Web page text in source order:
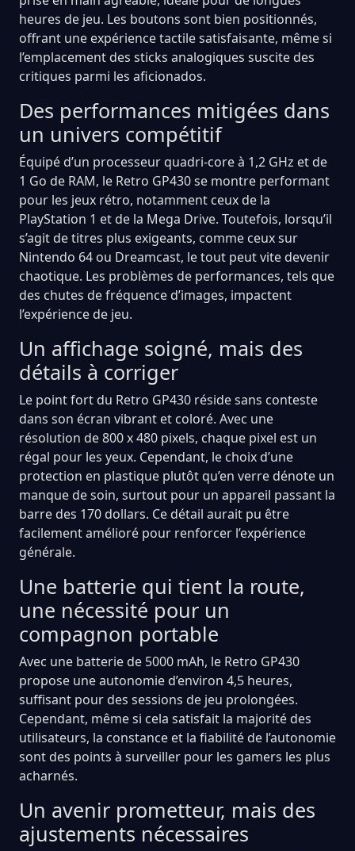
heures de jeu. Les boutons sont bien positionnés,
offrant une expérience tactile satisfaisante, même si
l’emplacement des sticks analogiques suscite des
critiques parmi les aficionados.
Des performances mitigées dans
un univers compétitif
Équipé d’un processeur quadri-core à 1,2 GHz et de
1 Go de RAM, le Retro GP430 se montre performant
pour les jeux rétro, notamment ceux de la
PlayStation 1 et de la Mega Drive. Toutefois, lorsqu’il
s’agit de titres plus exigeants, comme ceux sur
Nintendo 64 ou Dreamcast, le tout peut vite devenir
chaotique. Les problèmes de performances, tels que
des chutes de fréquence d’images, impactent
l’expérience de jeu.
Un affichage soigné, mais des
détails à corriger
Le point fort du Retro GP430 réside sans conteste
dans son écran vibrant et coloré. Avec une
résolution de 800 x 480 pixels, chaque pixel est un
régal pour les yeux. Cependant, le choix d’une
protection en plastique plutôt qu’en verre dénote un
manque de soin, surtout pour un appareil passant la
barre des 170 dollars. Ce détail aurait pu être
facilement amélioré pour renforcer l’expérience
générale.
Une batterie qui tient la route,
une nécessité pour un
compagnon portable
Avec une batterie de 5000 mAh, le Retro GP430
propose une autonomie d’environ 4,5 heures,
suffisant pour des sessions de jeu prolongées.
Cependant, même si cela satisfait la majorité des
utilisateurs, la constance et la fiabilité de l’autonomie
sont des points à surveiller pour les gamers les plus
acharnés.
Un avenir prometteur, mais des
ajustements nécessaires